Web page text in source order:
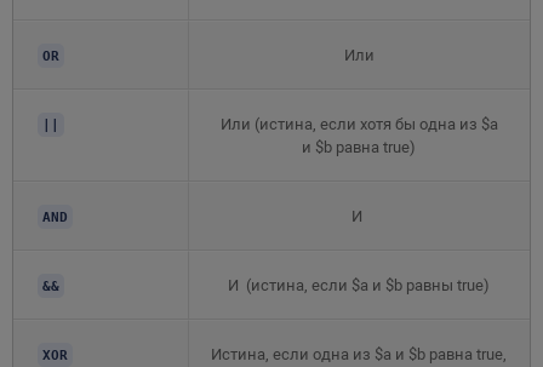
OR Или
Или (истина, если хотя бы одна из $a
и $b равна true)
AND И
&& И (истина, если $a и $b равны true)
XOR
Истина, если одна из $a и $b равна true,